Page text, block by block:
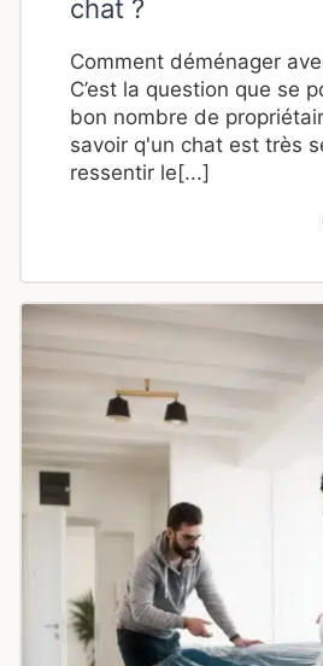
chat ?
Comment déménager
C’est la question que se
bon nombre de
savoir q'un chat est très
ressentir le[...]